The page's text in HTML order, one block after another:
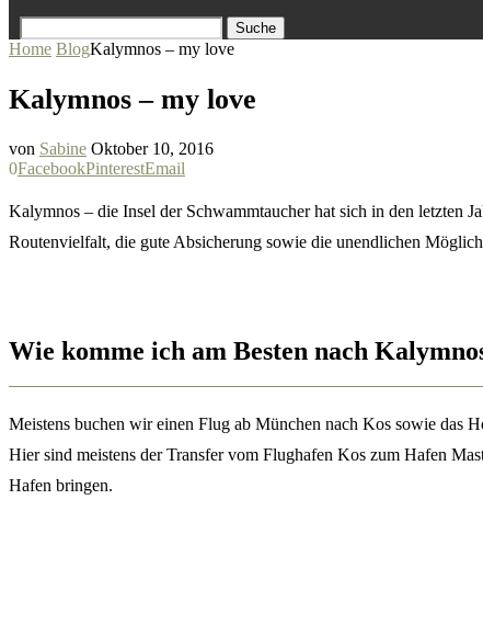
Suche
Home BlogKalymnos – my love
Kalymnos – my love
von Sabine Oktober 10, 2016
0FacebookPinterestEmail
Kalymnos – die Insel der Schwammtaucher hat sich in den letzten
Routenvielfalt, die gute Absicherung sowie die unendlichen
Wie komme ich am Besten nach
Meistens buchen wir einen Flug ab München nach Kos sowie das
Hier sind meistens der Transfer vom Flughafen Kos zum Hafen
Hafen bringen.